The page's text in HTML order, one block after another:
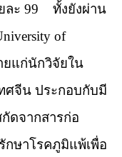
ละ 99
ทั้งยังผ่าน
of
แก่นักวิจัยใน
ศจีน ประกอบกับมี
ดจากสารก่อ
ษาโรคภูมิแพ้เพื่อ